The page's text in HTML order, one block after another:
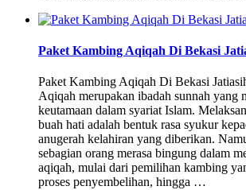
Paket Kambing Aqiqah Di Bekasi
Paket Kambing Aqiqah Di Bekasi
Aqiqah merupakan ibadah sunnah yang
keutamaan dalam syariat Islam.
buah hati adalah bentuk rasa syukur
anugerah kelahiran yang diberikan.
sebagian orang merasa bingung dalam
aqiqah, mulai dari pemilihan kambing
proses penyembelihan, hingga …